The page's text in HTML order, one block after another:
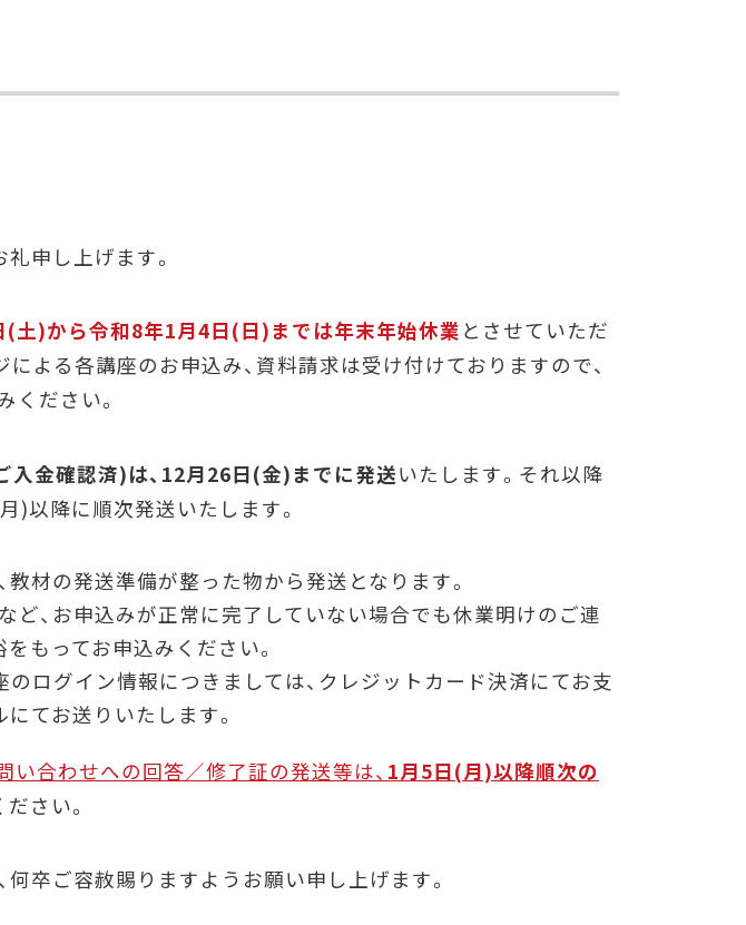
申し上げます。
土)から令和8年1月4日(日)までは年末年始休業 とさせていただ
よる各講座のお申込み、資料請求は受け付けておりますので、
ください。
金確認済)は、12月26日(金)までに発送いたします。それ以降
)以降に順次発送いたします。
材の発送準備が整った物から発送となります。
、お申込みが正常に完了していない場合でも休業明けのご連
もってお申込みください。
ログイン情報につきましては、クレジットカード決済にてお支
てお送りいたします。
い合わせへの回答／修了証の発送等は、 1月5日(月)以降順次の
さい。
卒ご容赦賜りますようお願い申し上げます。